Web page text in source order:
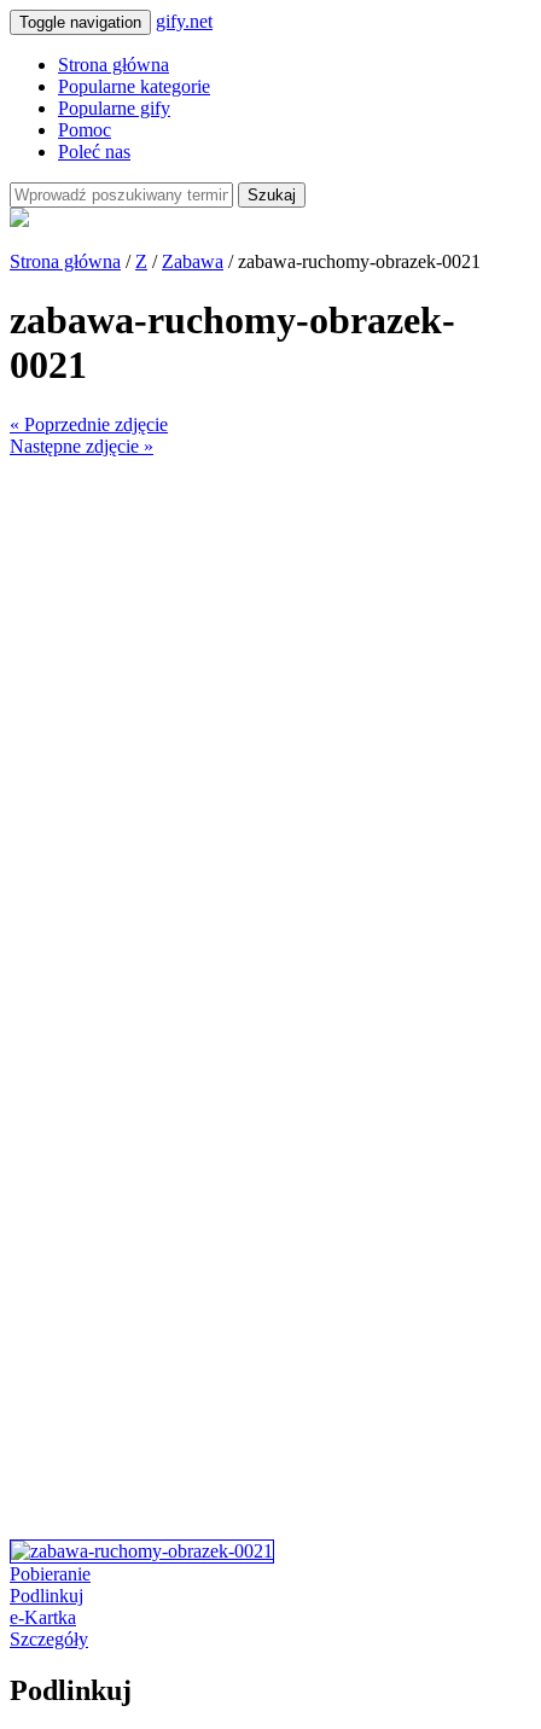
Toggle navigation gify.net
Strona główna
Popularne kategorie
Popularne gify
Pomoc
Poleć nas
Szukaj
Strona główna / Z / Zabawa / zabawa-ruchomy-obrazek-0021
zabawa-ruchomy-obrazek-
0021
« Poprzednie zdjęcie
Następne zdjęcie »
Pobieranie
Podlinkuj
e-Kartka
Szczegóły
Podlinkuj